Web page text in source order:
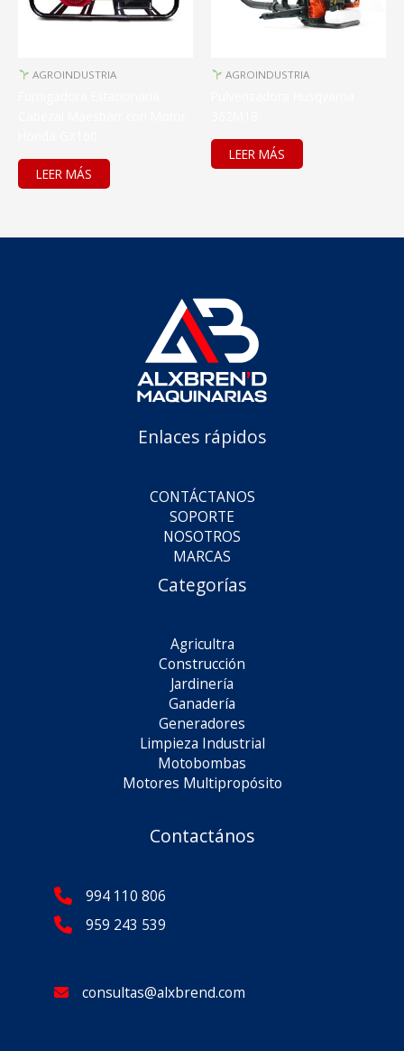
AGROINDUSTRIA
LEER MÁS
AGROINDUSTRIA
LEER MÁS
Enlaces rápidos
CONTÁCTANOS
SOPORTE
NOSOTROS
MARCAS
Categorías
Agricultra
Construcción
Jardinería
Ganadería
Generadores
Limpieza Industrial
Motobombas
Motores Multipropósito
Contactános
994 110 806
959 243 539
consultas@alxbrend.com